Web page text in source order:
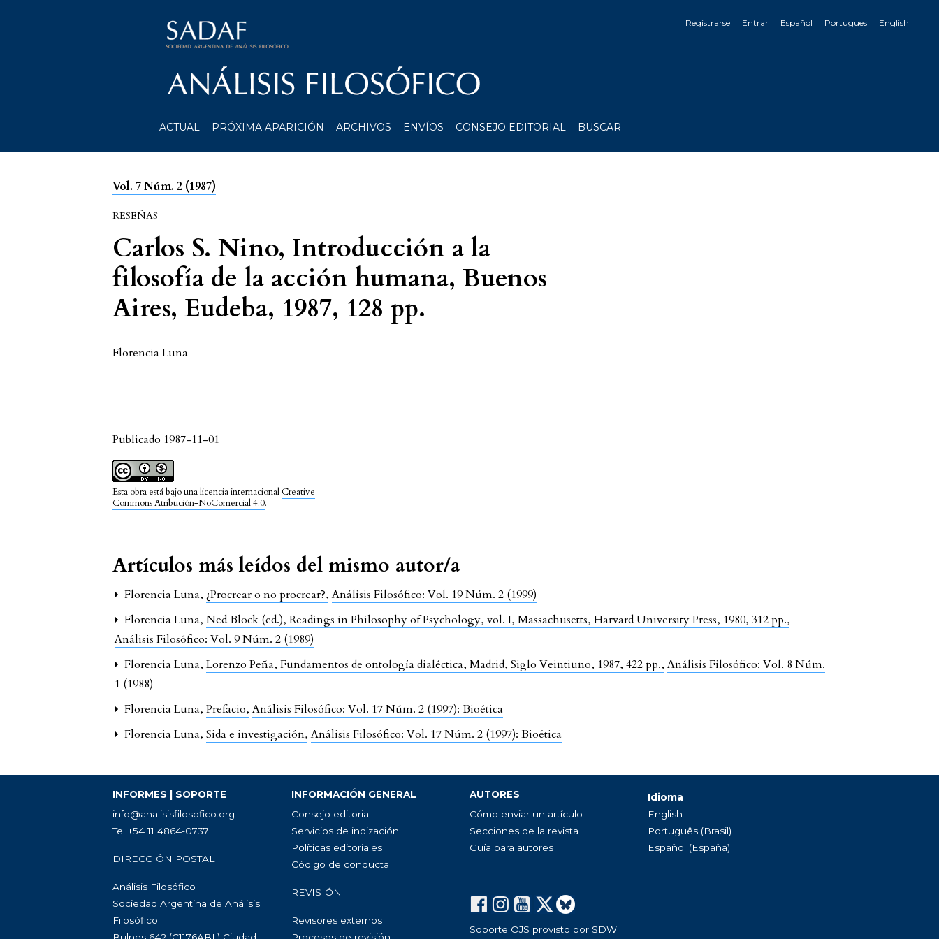
Registrarse Entrar Español Portugues English
ACTUAL PRÓXIMA APARICIÓN ARCHIVOS ENVÍOS CONSEJO EDITORIAL BUSCAR
Vol. 7 Núm. 2 (1987)
RESEÑAS
Carlos S. Nino, Introducción a la
filosofía de la acción humana, Buenos
Aires, Eudeba, 1987, 128 pp.
Florencia Luna
Publicado 1987-11-01
Esta obra está bajo una licencia internacional Creative
Commons Atribución-NoComercial 4.0.
Artículos más leídos del mismo autor/a
Florencia Luna,¿Procrear o no procrear?,Análisis Filosófico: Vol. 19 Núm. 2 (1999)
Florencia Luna,Ned Block (ed.), Readings in Philosophy of Psychology, vol. I, Massachusetts, Harvard University Press, 1980, 312 pp.,
Análisis Filosófico: Vol. 9 Núm. 2 (1989)
Florencia Luna,Lorenzo Peña, Fundamentos de ontología dialéctica, Madrid, Siglo Veintiuno, 1987, 422 pp.,Análisis Filosófico: Vol. 8 Núm.
1 (1988)
Florencia Luna,Prefacio,Análisis Filosófico: Vol. 17 Núm. 2 (1997): Bioética
Florencia Luna,Sida e investigación,Análisis Filosófico: Vol. 17 Núm. 2 (1997): Bioética
INFORMES | SOPORTE
info@analisisfilosofico.org
Te: +54 11 4864-0737
DIRECCIÓN POSTAL
Análisis Filosófico
Sociedad Argentina de Análisis
Filosófico
INFORMACIÓN GENERAL
Consejo editorial
Servicios de indización
Políticas editoriales
Código de conducta
REVISIÓN
Revisores externos
AUTORES
Cómo enviar un artículo
Secciones de la revista
Guía para autores
Soporte OJS provisto por SDW
Idioma
English
Português (Brasil)
Español (España)